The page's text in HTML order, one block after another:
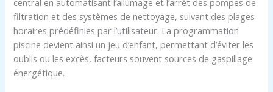
central en automatisant l’allumage et l’arrêt des pompes de
filtration et des systèmes de nettoyage, suivant des plages
horaires prédéfinies par l’utilisateur. La programmation
piscine devient ainsi un jeu d’enfant, permettant d’éviter les
oublis ou les excès, facteurs souvent sources de gaspillage
énergétique.